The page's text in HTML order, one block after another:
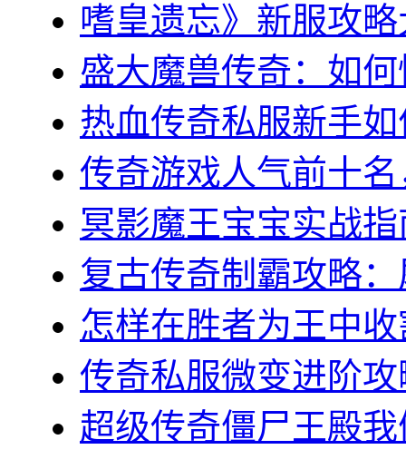
嗜皇遗忘》新服攻
盛大魔兽传奇：如
热血传奇私服新手
传奇游戏人气前十
冥影魔王宝宝实战
复古传奇制霸攻略
怎样在胜者为王中
传奇私服微变进阶
超级传奇僵尸王殿